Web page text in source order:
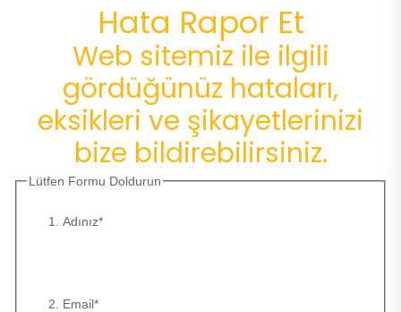
Hata Rapor Et
Web sitemiz ile ilgili
gördüğünüz hataları,
eksikleri ve şikayetlerinizi
bize bildirebilirsiniz.
Lütfen Formu Doldurun
Adınız*
Email*